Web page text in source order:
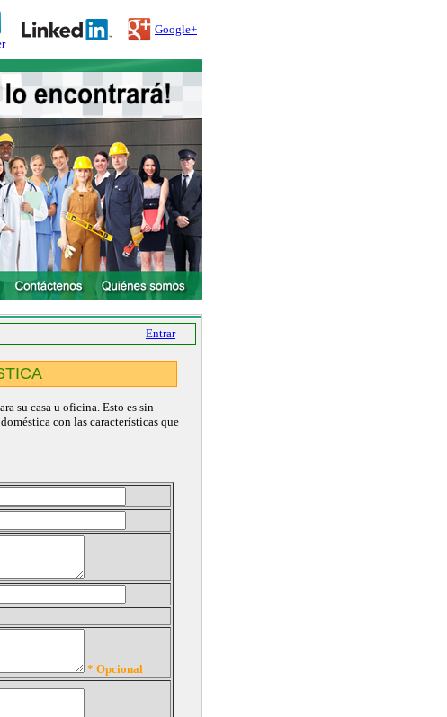
Google+
Entrar
su casa u oficina. Esto es sin
con las características que
* Opcional